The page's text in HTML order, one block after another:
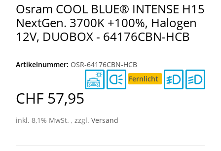
Osram COOL BLUE® INTENSE H15
NextGen. 3700K +100%, Halogen
12V, DUOBOX - 64176CBN-HCB
Artikelnummer: OSR-64176CBN-HCB
Fernlicht
CHF 57,95
inkl. 8,1% MwSt. , zzgl. Versand